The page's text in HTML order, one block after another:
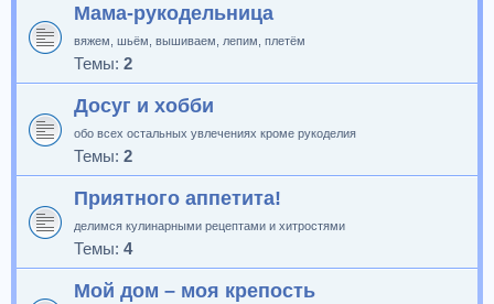
Мама-рукодельница
вяжем, шьём, вышиваем, лепим, плетём
Темы: 2
Досуг и хобби
обо всех остальных увлечениях кроме рукоделия
Темы: 2
Приятного аппетита!
делимся кулинарными рецептами и хитростями
Темы: 4
Мой дом – моя крепость